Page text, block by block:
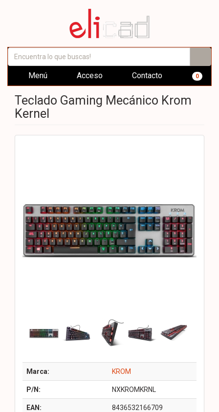
Menú Acceso Contacto 0
Teclado Gaming Mecánico Krom
Kernel
Marca: KROM
P/N: NXKROMKRNL
EAN: 8436532166709